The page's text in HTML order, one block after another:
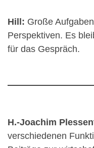
Hill: Große
Perspektiven. Es
für das Gespräch.
H.-Joachim
verschiedenen